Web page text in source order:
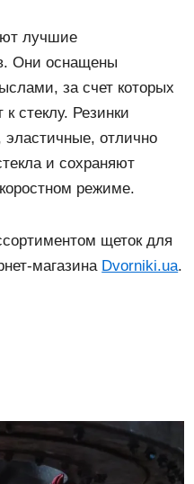
лучшие
Они оснащены
за счет которых
стеклу. Резинки
эластичные, отлично
и сохраняют
режиме.
щеток для
магазина Dvorniki.ua.